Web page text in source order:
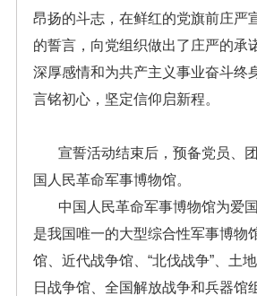
昂扬的斗志，在鲜红的党旗前庄严
的誓言，向党组织做出了庄严的承
深厚感情和为共产主义事业奋斗终
言铭初心，坚定信仰启新程。
宣誓活动结束后，预备党员、团
国人民革命军事博物馆。
中国人民革命军事博物馆为爱国
是我国唯一的大型综合性军事博物
馆、近代战争馆、“北伐战争”、土
日战争馆、全国解放战争和兵器馆